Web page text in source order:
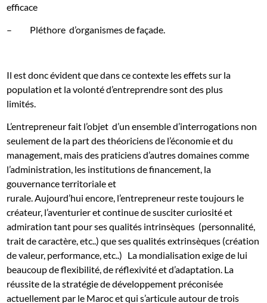
efficace
–
Pléthore d’organismes de façade.
Il est donc évident que dans ce contexte les effets sur la
population et la volonté d’entreprendre sont des plus
limités.
L’entrepreneur fait l’objet d’un ensemble d’interrogations non
seulement de la part des théoriciens de l’économie et du
management, mais des praticiens d’autres domaines comme
l’administration, les institutions de financement, la
gouvernance territoriale et
rurale. Aujourd’hui encore, l’entrepreneur reste toujours le
créateur, l’aventurier et continue de susciter curiosité et
admiration tant pour ses qualités intrinsèques (personnalité,
trait de caractère, etc..) que ses qualités extrinsèques (création
de valeur, performance, etc..) La mondialisation exige de lui
beaucoup de flexibilité, de réflexivité et d’adaptation. La
réussite de la stratégie de développement préconisée
actuellement par le Maroc et qui s’articule autour de trois